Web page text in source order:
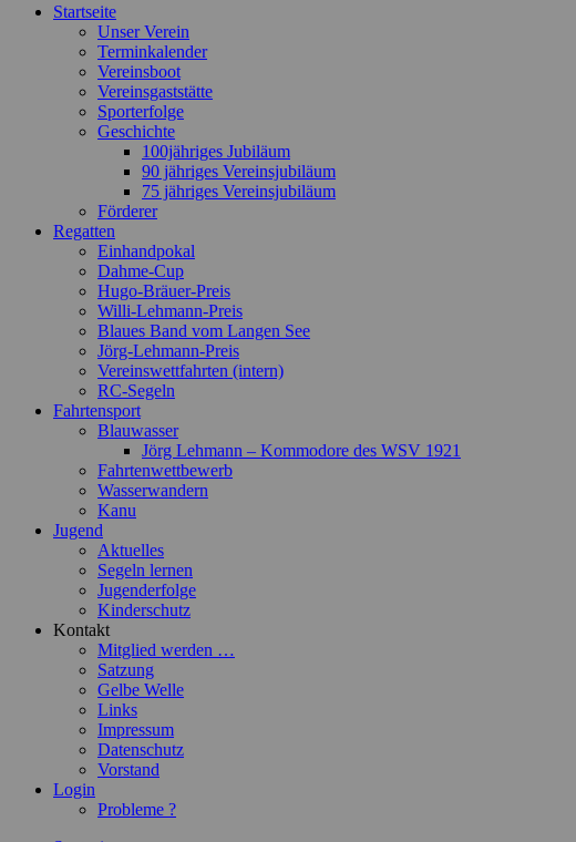
oben
Startseite
Unser Verein
Terminkalender
Vereinsboot
Vereinsgaststätte
Sporterfolge
Geschichte
100jähriges Jubiläum
90 jähriges Vereinsjubiläum
75 jähriges Vereinsjubiläum
Förderer
Regatten
Einhandpokal
Dahme-Cup
Hugo-Bräuer-Preis
Willi-Lehmann-Preis
Blaues Band vom Langen See
Jörg-Lehmann-Preis
Vereinswettfahrten (intern)
RC-Segeln
Fahrtensport
Blauwasser
Jörg Lehmann – Kommodore des WSV 1921
Fahrtenwettbewerb
Wasserwandern
Kanu
Jugend
Aktuelles
Segeln lernen
Jugenderfolge
Kinderschutz
Kontakt
Mitglied werden …
Satzung
Gelbe Welle
Links
Impressum
Datenschutz
Vorstand
Login
Probleme ?